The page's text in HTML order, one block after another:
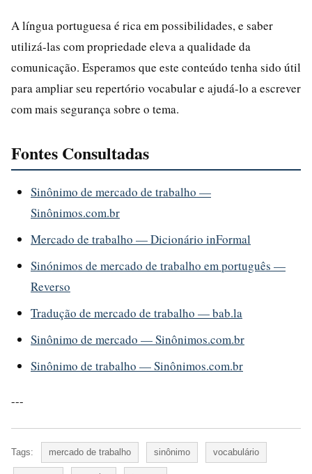
A língua portuguesa é rica em possibilidades, e saber
utilizá-las com propriedade eleva a qualidade da
comunicação. Esperamos que este conteúdo tenha sido útil
para ampliar seu repertório vocabular e ajudá-lo a escrever
com mais segurança sobre o tema.
Fontes Consultadas
Sinônimo de mercado de trabalho —
Sinônimos.com.br
Mercado de trabalho — Dicionário inFormal
Sinónimos de mercado de trabalho em português —
Reverso
Tradução de mercado de trabalho — bab.la
Sinônimo de mercado — Sinônimos.com.br
Sinônimo de trabalho — Sinônimos.com.br
---
Tags: mercado de trabalho sinônimo vocabulário